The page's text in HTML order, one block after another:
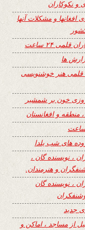
و نکوکاران
افغانها و مشکلات آنها
قلمی ۲۴ ساعت
ها
هنر خوشنویسی
خون بر شمشیر
منطقه و افغانستان
های شب یلدا
، نویسنده گان ،
و هنرمندان.
، نویسنده گان
جدید
از مساجد ، اماکن و